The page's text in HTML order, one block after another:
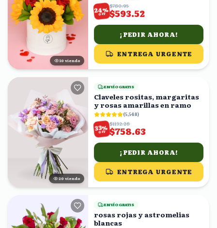
11 viendo
24%
OFF
$780.95
$593.52
¡PEDIR AHORA!
ENTREGA URGENTE
19 viendo
ENVÍO GRATIS
Claveles rositas, margaritas
y rosas amarillas en ramo
(5,548)
33%
OFF
$1132.28
$758.63
¡PEDIR AHORA!
ENTREGA URGENTE
ENVÍO GRATIS
rosas rojas y astromelias
blancas